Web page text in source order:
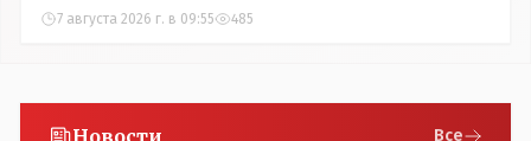
7 августа 2026 г. в 09:55 485
Новости Все